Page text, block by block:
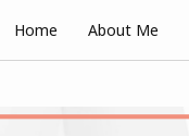
Home About Me